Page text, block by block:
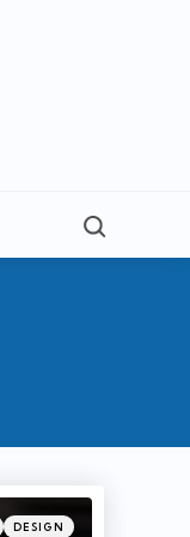
DESIGN